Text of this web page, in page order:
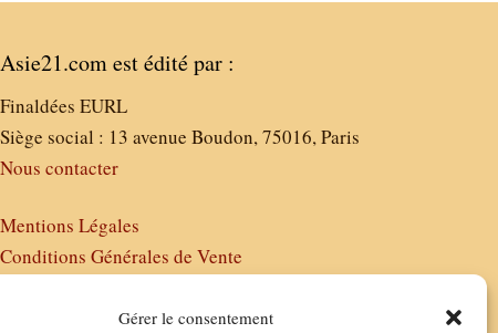
Gérer le consentement
Asie21.com est édité par :
Finaldées EURL
Siège social : 13 avenue Boudon, 75016, Paris
Nous contacter
Mentions Légales
Conditions Générales de Vente